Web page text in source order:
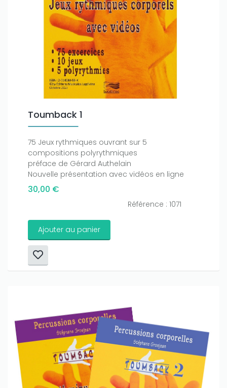
Toumback 1
75 Jeux rythmiques ouvrant sur 5
compositions polyrythmiques
préface de Gérard Authelain
Nouvelle présentation avec vidéos en ligne
30,00 €
Référence : 1071
Ajouter au panier